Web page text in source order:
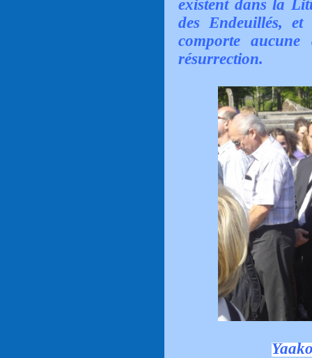
existent dans la
des Endeuillés,
comporte
résurrection.